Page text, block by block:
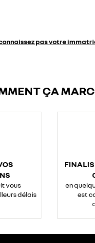
pas votre
ÇA
vous
délais
en
est